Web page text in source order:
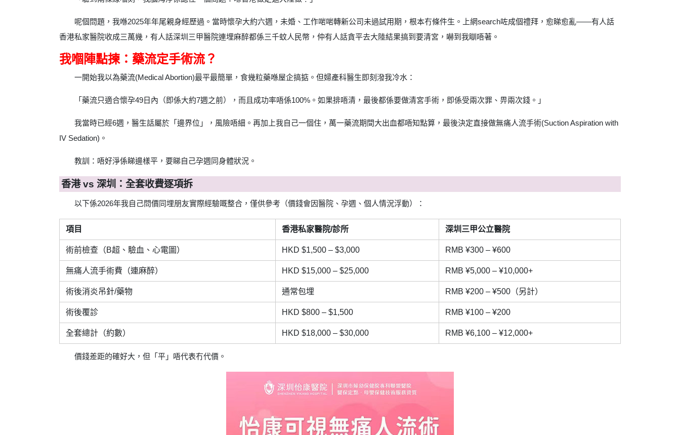
呢個問題，我喺2025年年尾親身經歷過。當時懷孕大約六週，未婚、工作啱啱轉新公司未過試用期，根本冇條件生。上網search咗成個禮拜，愈睇愈亂——有人話
香港私家醫院收成三萬幾，有人話深圳三甲醫院連埋麻醉都係三千蚊人民幣，仲有人話貪平去大陸結果搞到要清宮，嚇到我瞓唔著。
我嗰陣點揀：藥流定手術流？
一開始我以為藥流(Medical Abortion)最平最簡單，食幾粒藥喺屋企搞掂。但婦產科醫生即刻潑我冷水：
「藥流只適合懷孕49日內（即係大約7週之前），而且成功率唔係100%。如果排唔清，最後都係要做清宮手術，即係受兩次罪、畀兩次錢。」
我當時已經6週，醫生話屬於「邊界位」，風險唔細。再加上我自己一個住，萬一藥流期間大出血都唔知點算，最後決定直接做無痛人流手術(Suction Aspiration with
IV Sedation)。
教訓：唔好淨係睇邊樣平，要睇自己孕週同身體狀況。
香港 vs 深圳：全套收費逐項拆
以下係2026年我自己問價同埋朋友實際經驗嘅整合，僅供參考（價錢會因醫院、孕週、個人情況浮動）：
項目 香港私家醫院/診所 深圳三甲公立醫院
術前檢查（B超、驗血、心電圖） HKD $1,500 – $3,000 RMB ¥300 – ¥600
無痛人流手術費（連麻醉） HKD $15,000 – $25,000 RMB ¥5,000 – ¥10,000+
術後消炎吊針/藥物 通常包埋 RMB ¥200 – ¥500（另計）
術後覆診 HKD $800 – $1,500 RMB ¥100 – ¥200
全套總計（約數） HKD $18,000 – $30,000 RMB ¥6,100 – ¥12,000+
價錢差距的確好大，但「平」唔代表冇代價。